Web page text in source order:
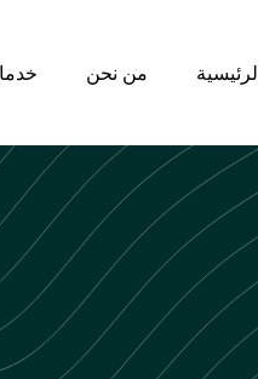
الرئيسية من نحن